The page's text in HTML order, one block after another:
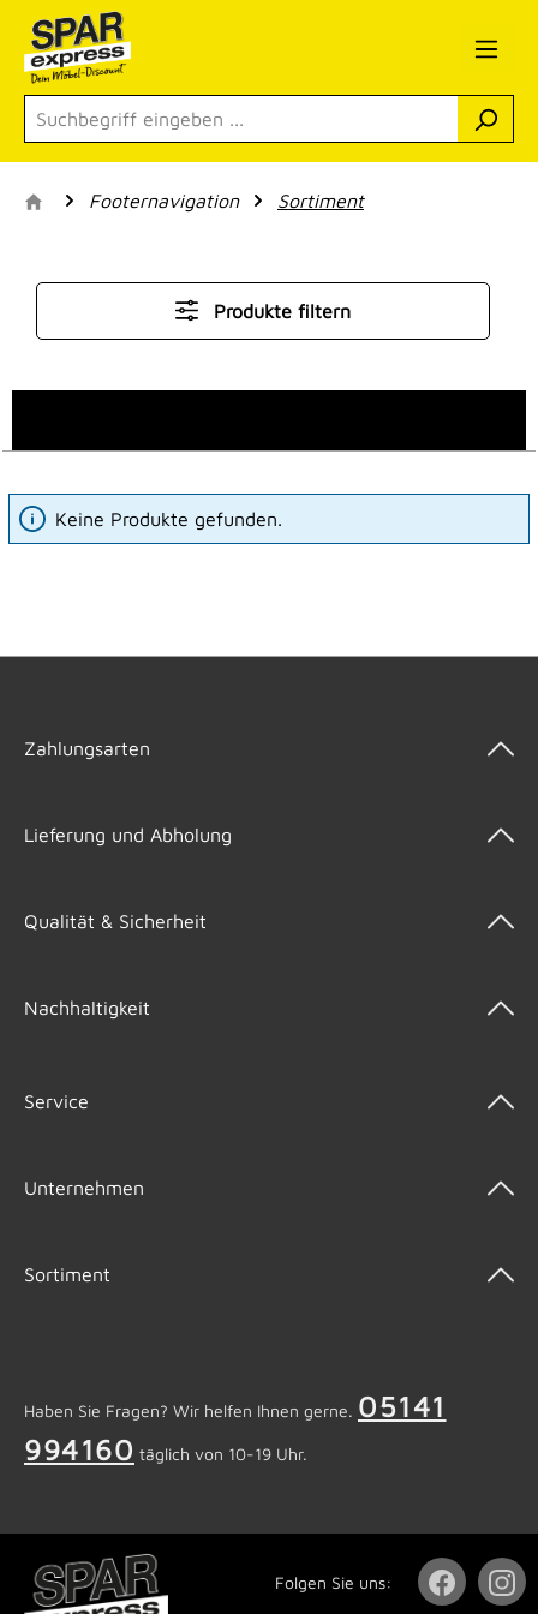
Zum Hauptinhalt springen
Footernavigation Sortiment
Produkte filtern
Keine Produkte gefunden.
Zahlungsarten
Lieferung und Abholung
Qualität & Sicherheit
Nachhaltigkeit
Service
Unternehmen
Sortiment
Haben Sie Fragen? Wir helfen Ihnen gerne. 05141
994160 täglich von 10-19 Uhr.
Folgen Sie uns: